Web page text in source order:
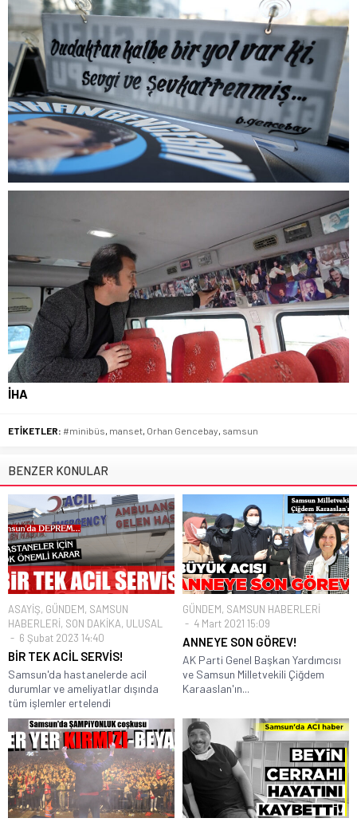
İHA
ETİKETLER: #minibüs manset Orhan Gencebay samsun
BENZER KONULAR
ASAYİŞ, GÜNDEM, SAMSUN
HABERLERİ, SON DAKİKA, ULUSAL
6 Şubat 2023 14:40
BİR TEK ACİL SERVİS!
Samsun'da hastanelerde acil
durumlar ve ameliyatlar dışında
tüm işlemler ertelendi
GÜNDEM, SAMSUN HABERLERİ
4 Mart 2021 15:09
ANNEYE SON GÖREV!
AK Parti Genel Başkan Yardımcısı
ve Samsun Milletvekili Çiğdem
Karaaslan'ın...